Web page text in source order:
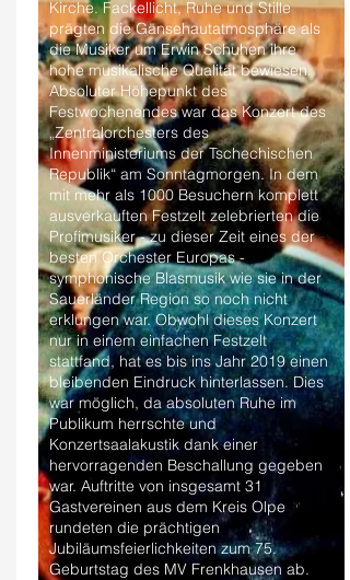
Kirche. Fackellicht, Ruhe und Stille
prägten die Gänsehautatmosphäre als
die Musiker um Erwin Schuhen ihre
hohe musikalische Qualität bewiesen.
Absoluter Höhepunkt des
Festwochenendes war das Konzert des
„Zentralorchesters des
Innenministeriums der Tschechischen
Republik“ am Sonntagmorgen. In dem
mit mehr als 1000 Besuchern komplett
ausverkauften Festzelt zelebrierten die
Profimusiker - zu dieser Zeit eines der
besten Orchester Europas -
symphonische Blasmusik wie sie in der
Sauerländer Region so noch nicht
erklungen war. Obwohl dieses Konzert
nur in einem einfachen Festzelt
stattfand, hat es bis ins Jahr 2019 einen
bleibenden Eindruck hinterlassen. Dies
war möglich, da absoluten Ruhe im
Publikum herrschte und
Konzertsaalakustik dank einer
hervorragenden Beschallung gegeben
war. Auftritte von insgesamt 31
Gastvereinen aus dem Kreis Olpe
rundeten die prächtigen
Jubiläumsfeierlichkeiten zum 75.
Geburtstag des MV Frenkhausen ab.